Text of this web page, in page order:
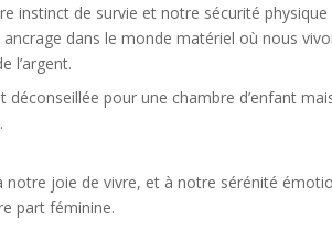
de survie et notre sécurité physique
dans le monde matériel où nous
l’argent.
pour une chambre d’enfant
joie de vivre, et à notre sérénité
part féminine.